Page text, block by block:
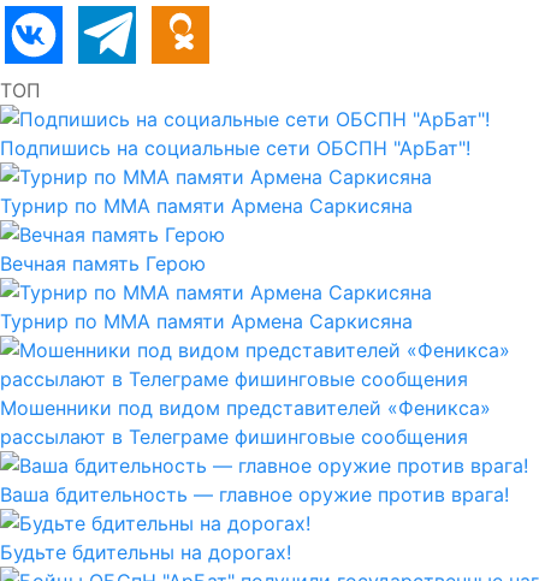
ТОП
Подпишись на социальные сети ОБСПН "АрБат"!
Турнир по ММА памяти Армена Саркисяна
Вечная память Герою
Турнир по ММА памяти Армена Саркисяна
Мошенники под видом представителей «Феникса»
рассылают в Телеграме фишинговые сообщения
Ваша бдительность — главное оружие против врага!
Будьте бдительны на дорогах!